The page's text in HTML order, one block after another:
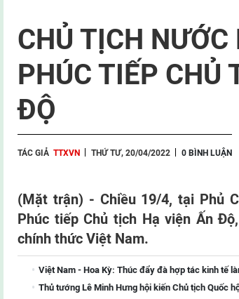
CHỦ TỊCH NƯỚC
PHÚC TIẾP CHỦ
ĐỘ
TÁC GIẢ TTXVN THỨ TƯ, 20/04/2022 0 BÌNH LUẬN
(Mặt trận) - Chiều 19/4, tại Phủ
Phúc tiếp Chủ tịch Hạ viện Ấn
chính thức Việt Nam.
Việt Nam - Hoa Kỳ: Thúc đẩy đà hợp tác kinh tế
Thủ tướng Lê Minh Hưng hội kiến Chủ tịch Quốc